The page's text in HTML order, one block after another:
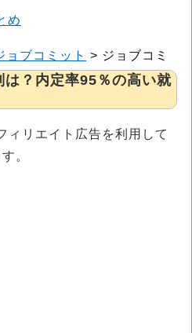
め
ョブコミット > ジョブコミッ
？内定率95％の高い就
ィリエイト広告を利用して
。